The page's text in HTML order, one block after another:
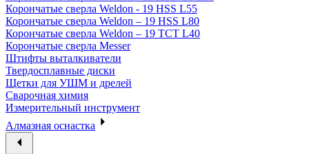
Корончатые сверла Weldon - 19 HSS L55
Корончатые сверла Weldon – 19 HSS L80
Корончатые сверла Weldon – 19 TCT L40
Корончатые сверла Messer
Штифты выталкиватели
Твердосплавные диски
Щетки для УШМ и дрелей
Сварочная химия
Измерительный инструмент
Алмазная оснастка